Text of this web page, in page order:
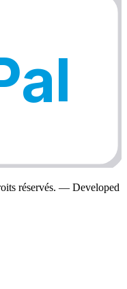
réservés. — Developed